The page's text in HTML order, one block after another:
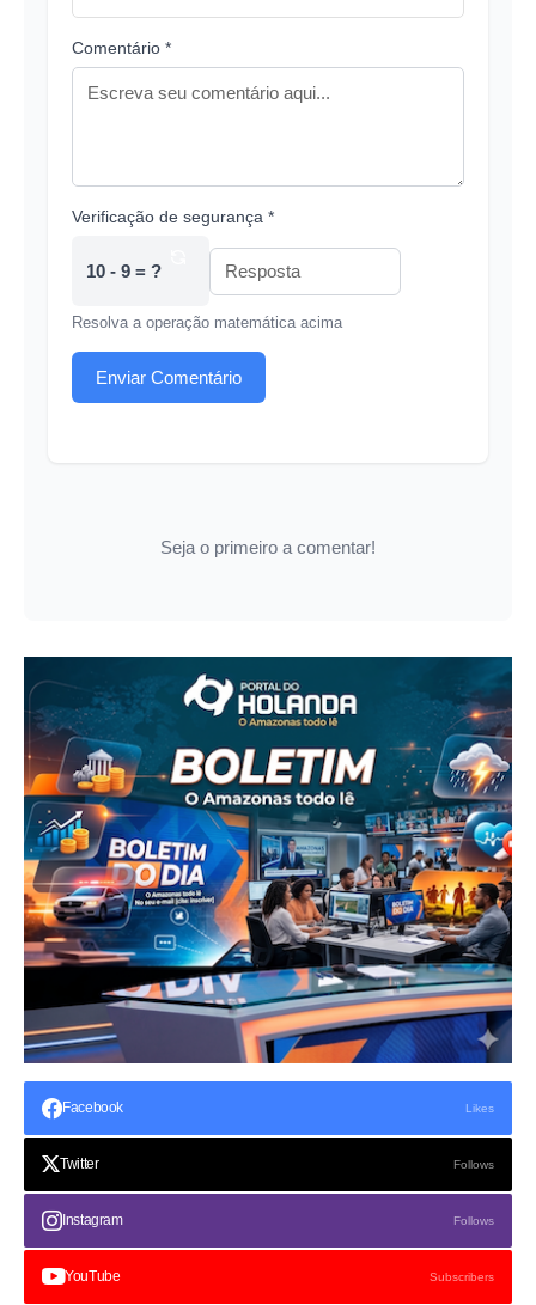
Comentário *
Verificação de segurança *
10 - 9 = ?
Resolva a operação matemática acima
Enviar Comentário
Seja o primeiro a comentar!
Facebook Likes
Twitter Follows
Instagram Follows
YouTube Subscribers